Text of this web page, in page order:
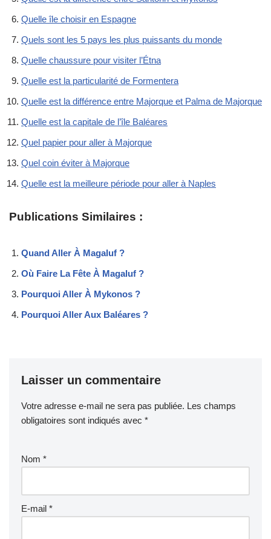
Quelle île choisir en Espagne
Quels sont les 5 pays les plus puissants du monde
Quelle chaussure pour visiter l’Étna
Quelle est la particularité de Formentera
Quelle est la différence entre Majorque et Palma de Majorque
Quelle est la capitale de l’île Baléares
Quel papier pour aller à Majorque
Quel coin éviter à Majorque
Quelle est la meilleure période pour aller à Naples
Publications Similaires :
Quand Aller À Magaluf ?
Où Faire La Fête À Magaluf ?
Pourquoi Aller À Mykonos ?
Pourquoi Aller Aux Baléares ?
Laisser un commentaire
Votre adresse e-mail ne sera pas publiée. Les champs
obligatoires sont indiqués avec *
Nom *
E-mail *